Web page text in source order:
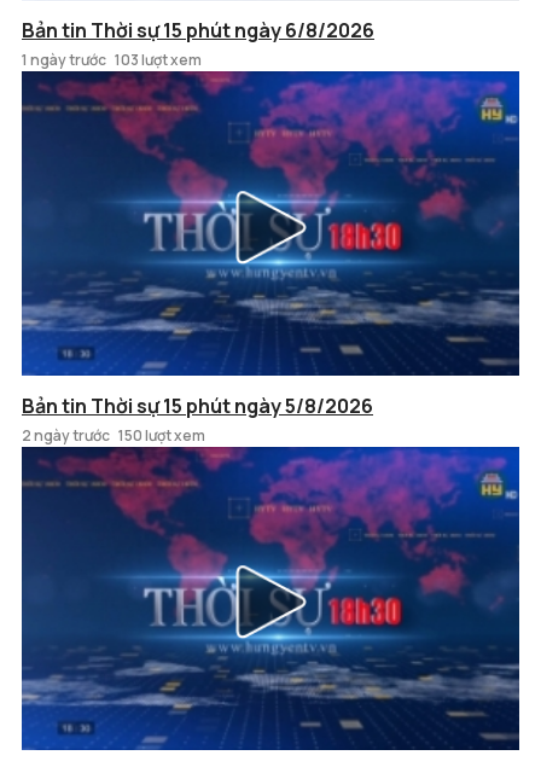
Bản tin Thời sự 15 phút ngày 6/8/2026
1 ngày trước 103 lượt xem
Bản tin Thời sự 15 phút ngày 5/8/2026
2 ngày trước 150 lượt xem